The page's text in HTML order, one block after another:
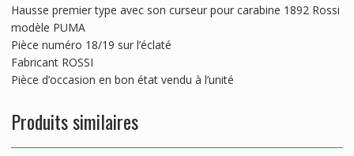
Hausse premier type avec son curseur pour carabine 1892 Rossi
modèle PUMA
Pièce numéro 18/19 sur l’éclaté
Fabricant ROSSI
Pièce d’occasion en bon état vendu à l’unité
Produits similaires